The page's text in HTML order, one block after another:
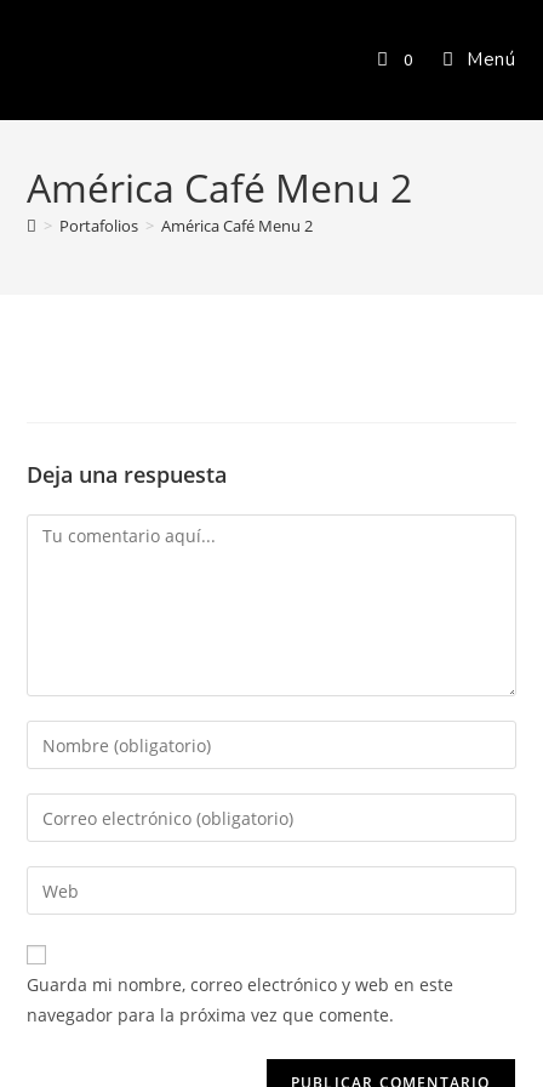
0 Menú
América Café Menu 2
> Portafolios > América Café Menu 2
Deja una respuesta
Guarda mi nombre, correo electrónico y web en este
navegador para la próxima vez que comente.